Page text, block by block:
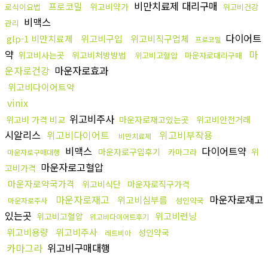
로식이요법
프로코밀 위고비약가 비만치료제 대리구매 위고비건강
관리 비맥스
glp-1 비만치료제 위고비구입 위고비직구업체 프로코밀 다이어트
약 위고비사는곳 위고비처방방법 위고비고혈압 마운자로대리구매
마
운자로건강 마운자로효과
위고비다이어트약
vinix
위고비 가격 비교 위고비주사 마운자로재고있는곳 위고비안전거래
시알리스 위고비다이어트 비만치료제 위고비부작용
마운자로구매대행 비맥스 마운자로구입후기 카마그라 다이어트약 위
고비가격 마운자로고혈압
마운자로약국가격 위고비식단 마운자로직구가격
마운자로주사 마운자로재고 위고비심부름 성인약국 마운자로재고
있는곳 위고비고혈압 위고비다이어트후기
위고비런닝
위고비용량
위고비주사 레트비아 성인약국
카마그라 위고비구매대행